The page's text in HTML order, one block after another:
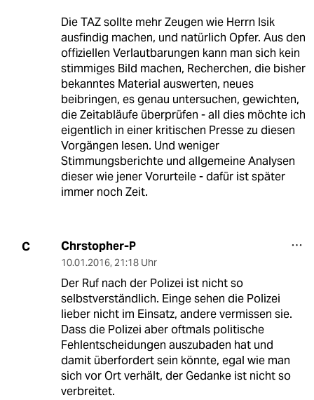
Die TAZ sollte mehr Zeugen wie Herrn Isik
ausfindig machen, und natürlich Opfer. Aus den
offiziellen Verlautbarungen kann man sich kein
stimmiges Bild machen, Recherchen, die bisher
bekanntes Material auswerten, neues
beibringen, es genau untersuchen, gewichten,
die Zeitabläufe überprüfen - all dies möchte ich
eigentlich in einer kritischen Presse zu diesen
Vorgängen lesen. Und weniger
Stimmungsberichte und allgemeine Analysen
dieser wie jener Vorurteile - dafür ist später
immer noch Zeit.
C Chrstopher-P
10.01.2016, 21:18 Uhr
Der Ruf nach der Polizei ist nicht so
selbstverständlich. Einge sehen die Polizei
lieber nicht im Einsatz, andere vermissen sie.
Dass die Polizei aber oftmals politische
Fehlentscheidungen auszubaden hat und
damit überfordert sein könnte, egal wie man
sich vor Ort verhält, der Gedanke ist nicht so
verbreitet.